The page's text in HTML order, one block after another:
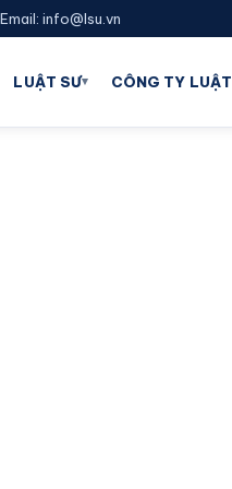
info@lsu.vn
LUẬT SƯ▾ CÔNG TY LUẬT